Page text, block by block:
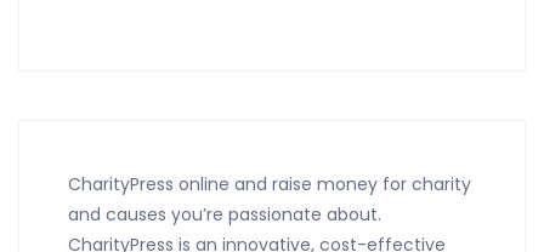
CharityPress online and raise money for charity
and causes you’re passionate about.
CharityPress is an innovative, cost-effective